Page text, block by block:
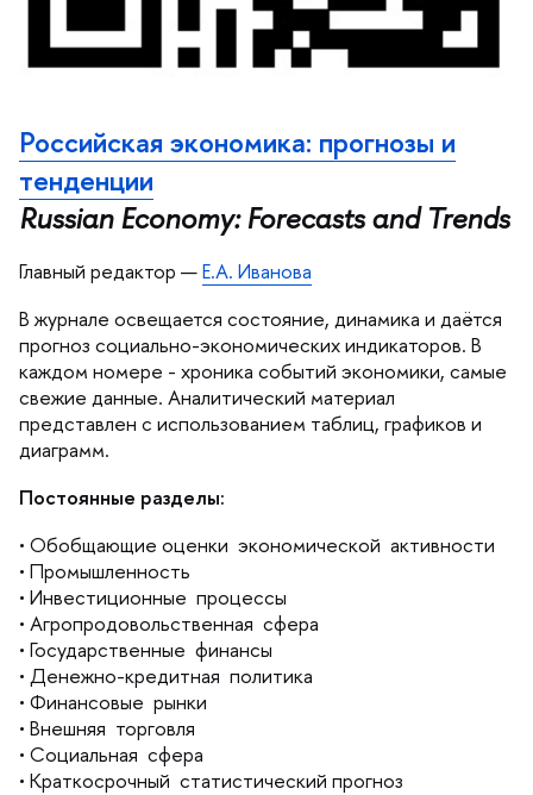
Российская экономика: прогнозы и
тенденции
Russian Economy: Forecasts and Trends
Главный редактор —Е.А. Иванова
журнале освещается состояние, динамика и даётся
прогноз социально-экономических индикаторов.
каждом номере - хроника событий экономики, самые
свежие данные. Аналитический материал
представлен с использованием таблиц, графиков и
диаграмм.
Постоянные разделы:
• Обобщающие оценки экономической активности
• Промышленность
• Инвестиционные процессы
• Агропродовольственная сфера
• Государственные финансы
• Денежно-кредитная политика
• Финансовые рынки
• Внешняя торговля
• Социальная сфера
• Краткосрочный статистический прогноз